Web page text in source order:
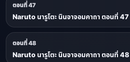
ตอนที่ 47
Naruto นารูโตะ นินจาจอมคาถา ตอนที่ 47
ตอนที่ 48
Naruto นารูโตะ นินจาจอมคาถา ตอนที่ 48